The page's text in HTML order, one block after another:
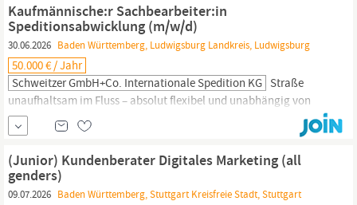
zwei unserer...
Kaufmännische:r Sachbearbeiter:in
Speditionsabwicklung (m/w/d)
30.06.2026 Baden Württemberg, Ludwigsburg Landkreis, Ludwigsburg
50.000 € / Jahr
Schweitzer GmbH+Co. Internationale Spedition KG Straße
unaufhaltsam im Fluss – absolut flexibel und unabhängig von
starren Netzwerken. Wir vereinen 60 Jahre erfolgreiche
Familiengeschichte mit moderner Dynamik und einem Team aus
uns an Bord sind. Kurz: Tief verwurzelt inBaden-Württemberg,
Hause in ganz Europa.
(Junior) Kundenberater Digitales Marketing (all
genders)
09.07.2026 Baden Württemberg, Stuttgart Kreisfreie Stadt, Stuttgart